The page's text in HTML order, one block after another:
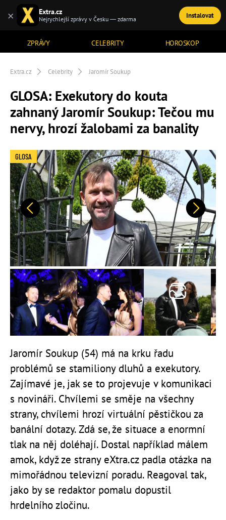
ZPRÁVY CELEBRITY HOROSKOP
TÉMATA
Extra.cz Celebrity Jaromír Soukup
GLOSA: Exekutory do kouta
zahnaný Jaromír Soukup: Tečou mu
nervy, hrozí žalobami za banality
Předchozí Další
GLOSA
Jaromír Soukup (54) má na krku řadu
problémů se stamiliony dluhů a exekutory.
Zajímavé je, jak se to projevuje v komunikaci
s novináři. Chvílemi se směje na všechny
strany, chvílemi hrozí virtuální pěstičkou za
banální dotazy. Zdá se, že situace a enormní
tlak na něj doléhají. Dostal například málem
amok, když ze strany eXtra.cz padla otázka na
mimořádnou televizní poradu. Reagoval tak,
jako by se redaktor pomalu dopustil
hrdelního zločinu.
× Extra.cz
Nejrychlejší zprávy v Česku — zdarma Instalovat